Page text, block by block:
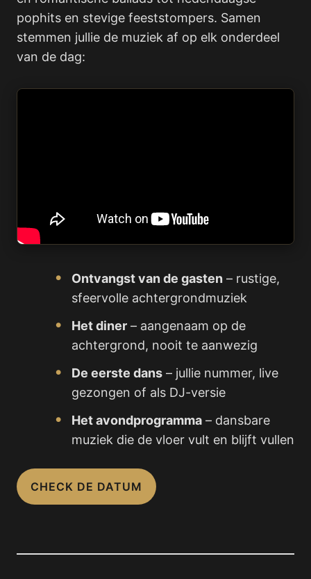
pophits en stevige feeststompers. Samen
stemmen jullie de muziek af op elk onderdeel
van de dag:
Ontvangst van de gasten – rustige,
sfeervolle achtergrondmuziek
Het diner – aangenaam op de
achtergrond, nooit te aanwezig
De eerste dans – jullie nummer, live
gezongen of als DJ-versie
Het avondprogramma – dansbare
muziek die de vloer vult en blijft vullen
CHECK DE DATUM